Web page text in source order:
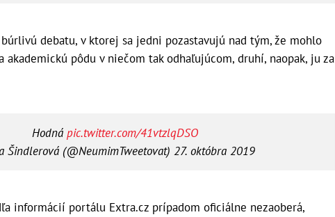
debatu, v ktorej sa jedni pozastavujú nad tým, že mohlo
akademickú pôdu v niečom tak odhaľujúcom, druhí, naopak, ju za
Hodná pic.twitter.com/41vtzlqDSO
Šindlerová (@NeumimTweetovat) 27. októbra 2019
informácií portálu Extra.cz prípadom oficiálne nezaoberá,